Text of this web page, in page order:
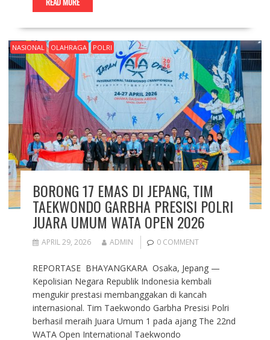
NASIONAL OLAHRAGA POLRI
BORONG 17 EMAS DI JEPANG, TIM
TAEKWONDO GARBHA PRESISI POLRI
JUARA UMUM WATA OPEN 2026
APRIL 29, 2026 ADMIN 0 COMMENT
REPORTASE BHAYANGKARA Osaka, Jepang —
Kepolisian Negara Republik Indonesia kembali
mengukir prestasi membanggakan di kancah
internasional. Tim Taekwondo Garbha Presisi Polri
berhasil meraih Juara Umum 1 pada ajang The 22nd
WATA Open International Taekwondo